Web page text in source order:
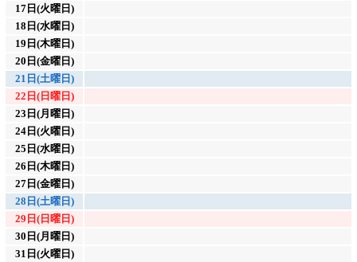
17日(火曜日)
18日(水曜日)
19日(木曜日)
20日(金曜日)
21日(土曜日)
22日(日曜日)
23日(月曜日)
24日(火曜日)
25日(水曜日)
26日(木曜日)
27日(金曜日)
28日(土曜日)
29日(日曜日)
30日(月曜日)
31日(火曜日)